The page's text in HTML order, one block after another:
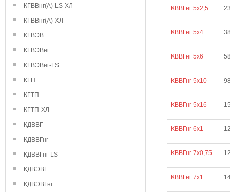
КГВВнг(А)-LS-ХЛ
КГВВнг(А)-ХЛ
КГВЭВ
КГВЭВнг
КГВЭВнг-LS
КГН
КГТП
КГТП-ХЛ
КДВВГ
КДВВГнг
КДВВГнг-LS
КДВЭВГ
КДВЭВГнг
КВВГнг 5х2,5
КВВГнг 5х4
КВВГнг 5х6
КВВГнг 5х10
КВВГнг 5х16
КВВГнг 6х1
КВВГнг 7х0,75
КВВГнг 7х1